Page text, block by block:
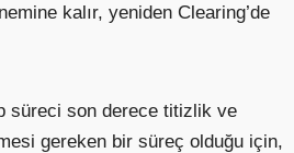
kalır, yeniden Clearing’de
süreci son derece titizlik ve
gereken bir süreç olduğu için,